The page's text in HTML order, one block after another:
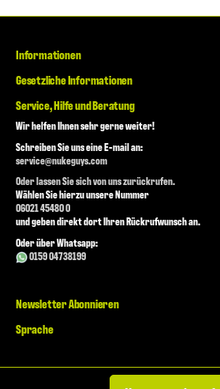
Informationen
Gesetzliche Informationen
Service, Hilfe und Beratung
Wir helfen Ihnen sehr gerne weiter!
Schreiben Sie uns eine E-mail an:
service@nukeguys.com
Oder lassen Sie sich von uns zurückrufen.
Wählen Sie hierzu unsere Nummer
06021 45480 0
und geben direkt dort Ihren Rückrufwunsch an.
Oder über Whatsapp:
0159 04738199
Newsletter Abonnieren
Sprache